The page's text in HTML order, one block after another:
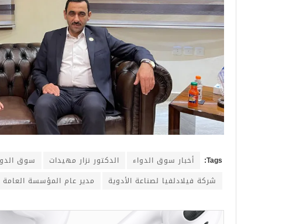
Tags: أخبار سوق الدواء الدكتور نزار مهيدات سوق
شركة فيلادلفيا لصناعة الأدوية
مدير عام المؤسسة العامة